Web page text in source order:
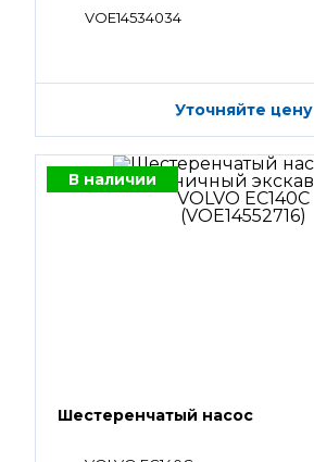
VOE14534034
Уточняйте цену
В наличии
Шестеренчатый насос